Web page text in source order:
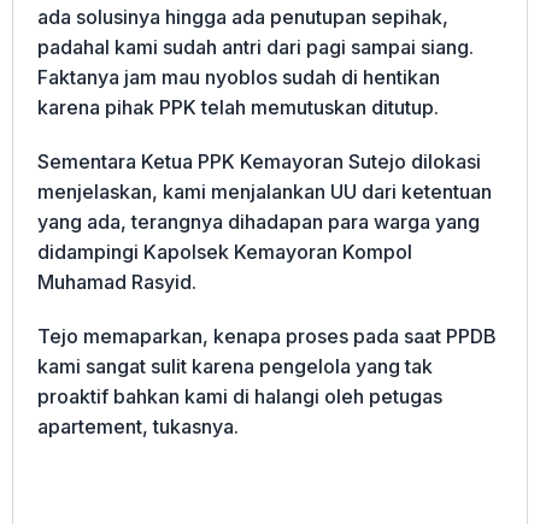
ada solusinya hingga ada penutupan sepihak,
padahal kami sudah antri dari pagi sampai siang.
Faktanya jam mau nyoblos sudah di hentikan
karena pihak PPK telah memutuskan ditutup.
Sementara Ketua PPK Kemayoran Sutejo dilokasi
menjelaskan, kami menjalankan UU dari ketentuan
yang ada, terangnya dihadapan para warga yang
didampingi Kapolsek Kemayoran Kompol
Muhamad Rasyid.
Tejo memaparkan, kenapa proses pada saat PPDB
kami sangat sulit karena pengelola yang tak
proaktif bahkan kami di halangi oleh petugas
apartement, tukasnya.